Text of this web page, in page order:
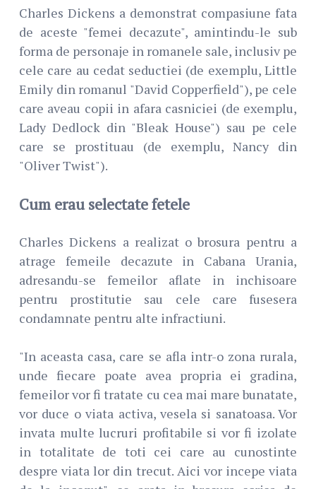
Charles Dickens a demonstrat compasiune fata
de aceste "femei decazute", amintindu-le sub
forma de personaje in romanele sale, inclusiv pe
cele care au cedat seductiei (de exemplu, Little
Emily din romanul "David Copperfield"), pe cele
care aveau copii in afara casniciei (de exemplu,
Lady Dedlock din "Bleak House") sau pe cele
care se prostituau (de exemplu, Nancy din
"Oliver Twist").
Cum erau selectate fetele
Charles Dickens a realizat o brosura pentru a
atrage femeile decazute in Cabana Urania,
adresandu-se femeilor aflate in inchisoare
pentru prostitutie sau cele care fusesera
condamnate pentru alte infractiuni.
"In aceasta casa, care se afla intr-o zona rurala,
unde fiecare poate avea propria ei gradina,
femeilor vor fi tratate cu cea mai mare bunatate,
vor duce o viata activa, vesela si sanatoasa. Vor
invata multe lucruri profitabile si vor fi izolate
in totalitate de toti cei care au cunostinte
despre viata lor din trecut. Aici vor incepe viata